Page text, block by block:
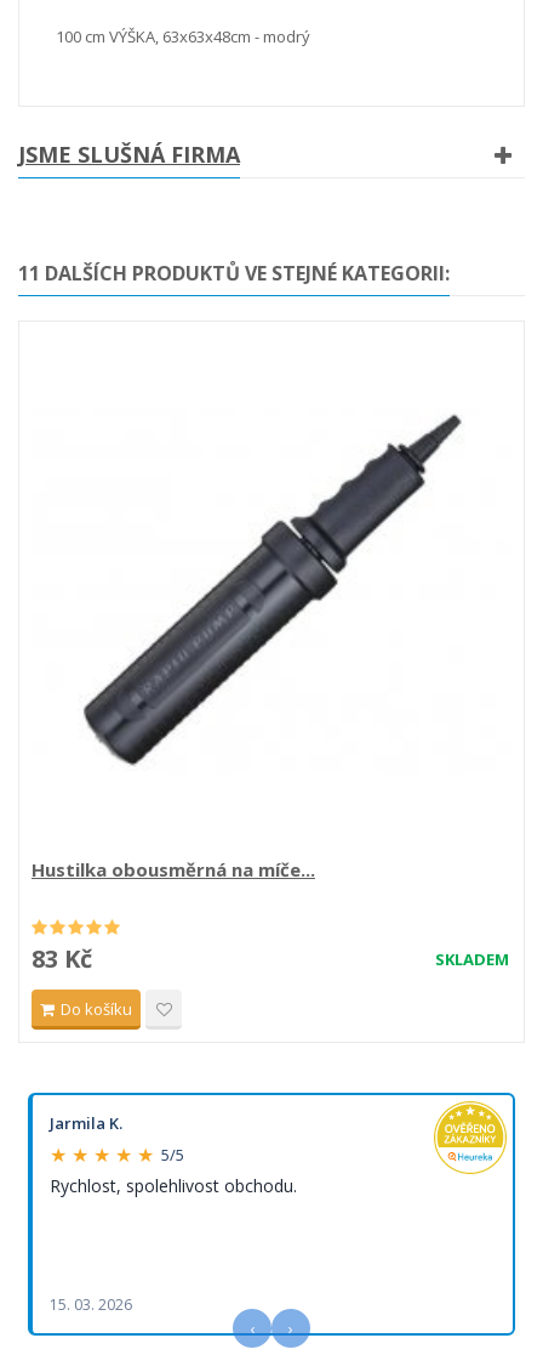
100 cm VÝŠKA, 63x63x48cm - modrý
JSME SLUŠNÁ FIRMA
11 DALŠÍCH PRODUKTŮ VE STEJNÉ KATEGORII:
Hustilka obousměrná na míče...
SKLADEM
83 Kč
Do košíku
Jarmila K.
★ ★ ★ ★ ★ 5/5
Rychlost, spolehlivost obchodu.
15. 03. 2026
‹ ›